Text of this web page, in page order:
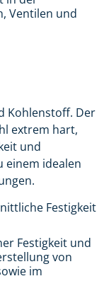
Ventilen und
Kohlenstoff. Der
extrem hart,
und
einem idealen
Festigkeit
Festigkeit und
von
im